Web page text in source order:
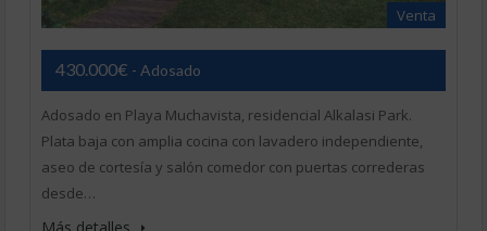
Venta
430.000€ - Adosado
Adosado en Playa Muchavista, residencial Alkalasi Park.
Plata baja con amplia cocina con lavadero independiente,
aseo de cortesía y salón comedor con puertas correderas
desde…
Más detalles